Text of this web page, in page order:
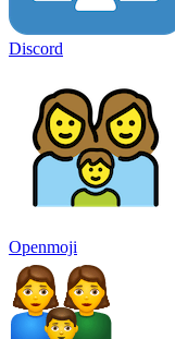
Discord
Openmoji